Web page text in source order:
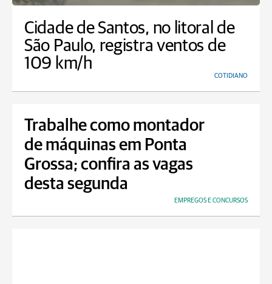
Cidade de Santos, no litoral de
São Paulo, registra ventos de
109 km/h
COTIDIANO
Trabalhe como montador
de máquinas em Ponta
Grossa; confira as vagas
desta segunda
EMPREGOS E CONCURSOS